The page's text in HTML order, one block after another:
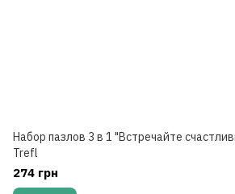
Набор пазлов 3 в 1 "Встречайте
Trefl
274 грн